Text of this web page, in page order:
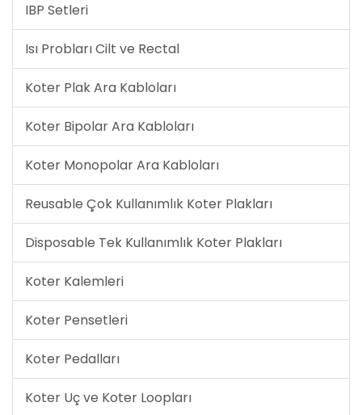
IBP Setleri
Isı Probları Cilt ve Rectal
Koter Plak Ara Kabloları
Koter Bipolar Ara Kabloları
Koter Monopolar Ara Kabloları
Reusable Çok Kullanımlık Koter Plakları
Disposable Tek Kullanımlık Koter Plakları
Koter Kalemleri
Koter Pensetleri
Koter Pedalları
Koter Uç ve Koter Loopları